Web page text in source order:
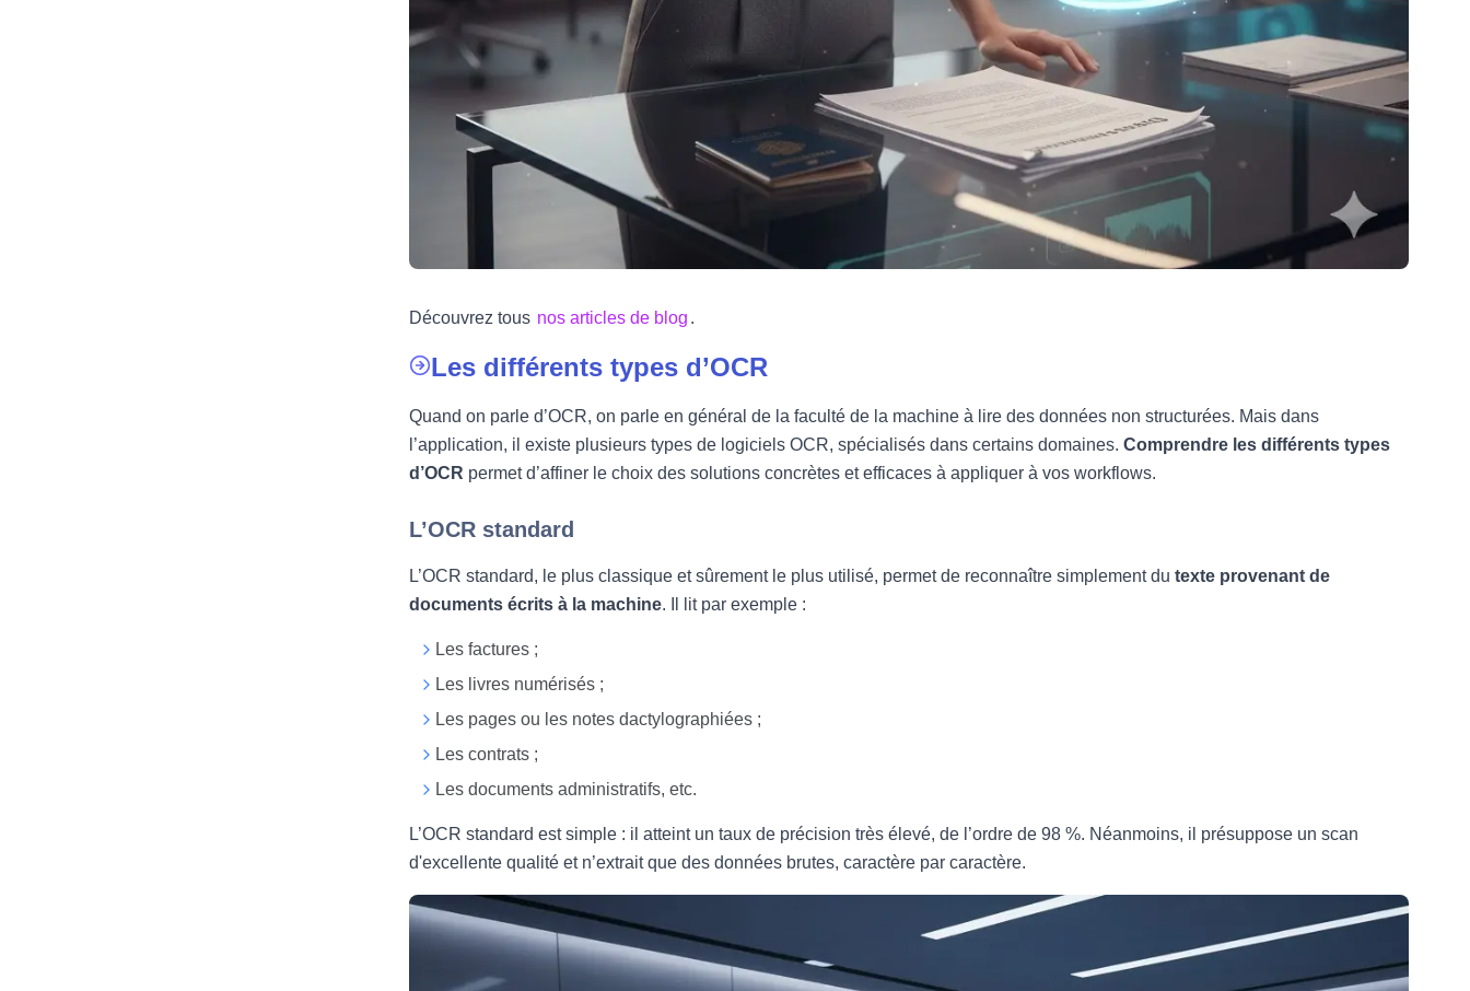
Découvrez tous nos articles de blog .
Les différents types d’OCR
Quand on parle d’OCR, on parle en général de la faculté de la machine à lire des données non structurées. Mais dans
l’application, il existe plusieurs types de logiciels OCR, spécialisés dans certains domaines. Comprendre les différents types
d’OCR permet d’affiner le choix des solutions concrètes et efficaces à appliquer à vos workflows.
L’OCR standard
L’OCR standard, le plus classique et sûrement le plus utilisé, permet de reconnaître simplement du texte provenant de
documents écrits à la machine. Il lit par exemple :
Les factures ;
Les livres numérisés ;
Les pages ou les notes dactylographiées ;
Les contrats ;
Les documents administratifs, etc.
L’OCR standard est simple : il atteint un taux de précision très élevé, de l’ordre de 98 %. Néanmoins, il présuppose un scan
d'excellente qualité et n’extrait que des données brutes, caractère par caractère.